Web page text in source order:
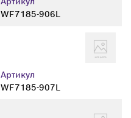
WF7185-906L
Артикул
WF7185-907L